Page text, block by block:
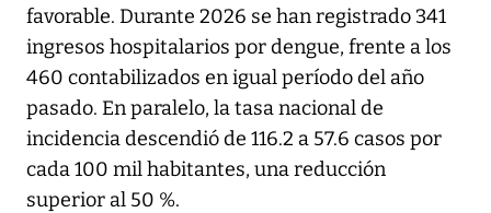
favorable. Durante 2026 se han registrado 341
ingresos hospitalarios por dengue, frente a los
460 contabilizados en igual período del año
pasado. En paralelo, la tasa nacional de
incidencia descendió de 116.2 a 57.6 casos por
cada 100 mil habitantes, una reducción
superior al 50 %.